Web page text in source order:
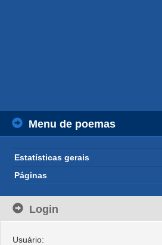
Menu de poemas
Estatísticas gerais
Páginas
Login
Usuário: